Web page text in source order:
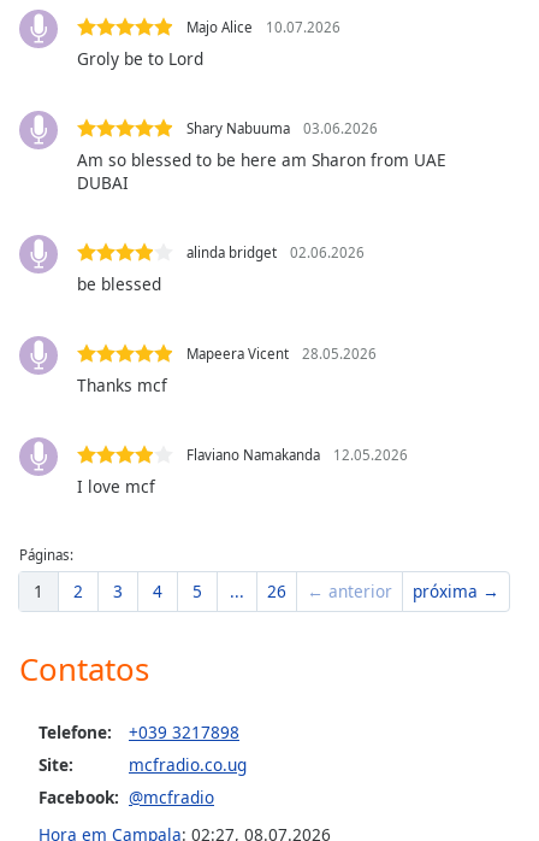
Picture-
in-
Picture
Beginning
window.
Escape
and
close
Text
Color
Opacity
Background
Color
Majo Alice 10.07.2026
Groly be to Lord
Shary Nabuuma 03.06.2026
Am so blessed to be here am Sharon from UAE
DUBAI
alinda bridget 02.06.2026
be blessed
Mapeera Vicent 28.05.2026
Thanks mcf
Flaviano Namakanda 12.05.2026
I love mcf
Páginas:
1 2 3 4 5 ... 26 ← anterior próxima →
Contatos
Telefone:
+039 3217898
Site:
mcfradio.co.ug
Facebook: @mcfradio
Hora em Campala: 02:27, 08.07.2026